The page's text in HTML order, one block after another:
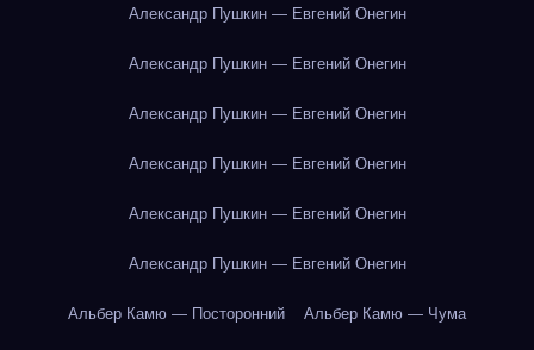
Александр Пушкин — Евгений Онегин
Александр Пушкин — Евгений Онегин
Александр Пушкин — Евгений Онегин
Александр Пушкин — Евгений Онегин
Александр Пушкин — Евгений Онегин
Александр Пушкин — Евгений Онегин
Альбер Камю — Посторонний Альбер Камю — Чума